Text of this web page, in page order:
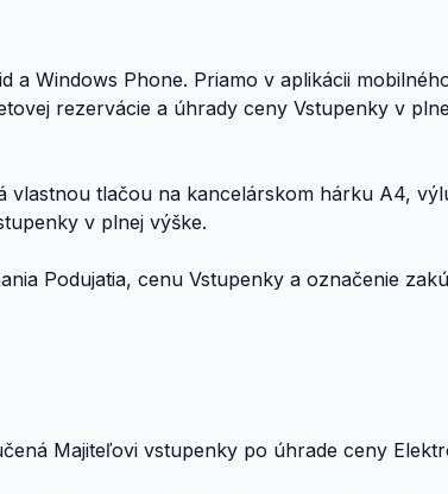
Windows Phone. Priamo v aplikácii
rezervácie a úhrady ceny Vstupenky v
tlačou na kancelárskom hárku A4,
v plnej výške.
Podujatia, cenu Vstupenky a označenie
Majiteľovi vstupenky po úhrade ceny